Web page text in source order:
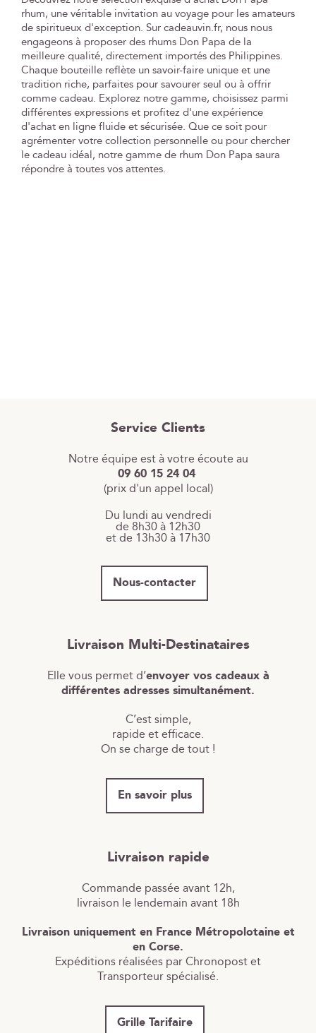
rhum, une véritable invitation au voyage pour les amateurs
de spiritueux d'exception. Sur cadeauvin.fr, nous nous
engageons à proposer des rhums Don Papa de la
meilleure qualité, directement importés des Philippines.
Chaque bouteille reflète un savoir-faire unique et une
tradition riche, parfaites pour savourer seul ou à offrir
comme cadeau. Explorez notre gamme, choisissez parmi
différentes expressions et profitez d'une expérience
d'achat en ligne fluide et sécurisée. Que ce soit pour
agrémenter votre collection personnelle ou pour chercher
le cadeau idéal, notre gamme de rhum Don Papa saura
répondre à toutes vos attentes.
Service Clients
Notre équipe est à votre écoute au
09 60 15 24 04
(prix d'un appel local)
Du lundi au vendredi
de 8h30 à 12h30
et de 13h30 à 17h30
Nous-contacter
Livraison Multi-Destinataires
Elle vous permet d’envoyer vos cadeaux à
différentes adresses simultanément.
C’est simple,
rapide et efficace.
On se charge de tout !
En savoir plus
Livraison rapide
Commande passée avant 12h,
livraison le lendemain avant 18h
Livraison uniquement en France Métropolotaine et
en Corse.
Expéditions réalisées par Chronopost et
Transporteur spécialisé.
Grille Tarifaire